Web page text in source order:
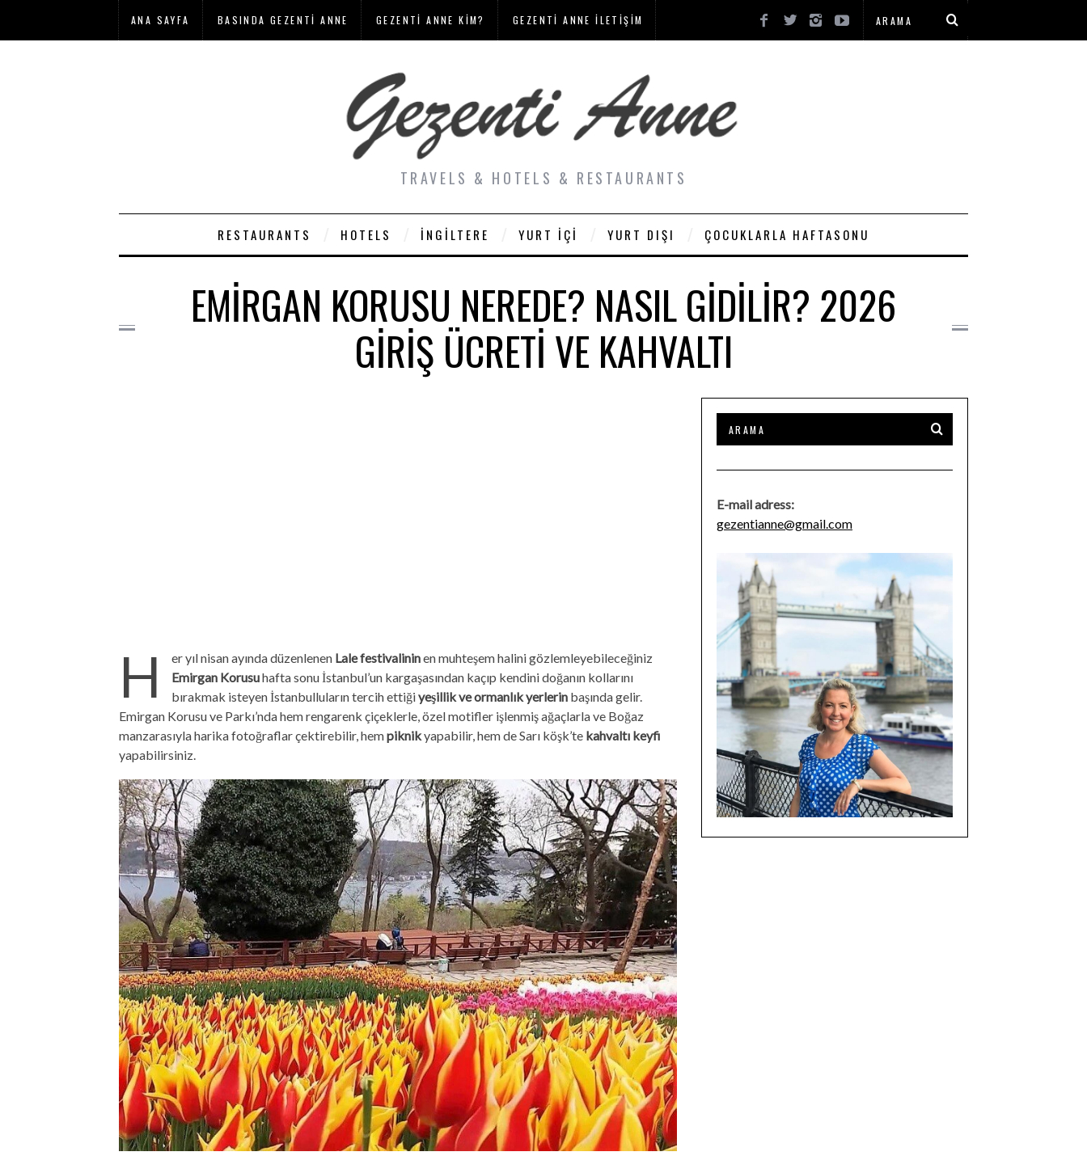
ANA SAYFA BASINDA GEZENTI ANNE GEZENTI ANNE KIM? GEZENTI ANNE İLETIŞIM
TRAVELS & HOTELS & RESTAURANTS
RESTAURANTS HOTELS İNGILTERE YURT İÇI YURT DIŞI ÇOCUKLARLA HAFTASONU
EMIRGAN KORUSU NEREDE? NASIL GIDILIR? 2026
GIRIŞ ÜCRETI VE KAHVALTI
H er yıl nisan ayında düzenlenen Lale festivalininen muhteşem halini gözlemleyebileceğiniz
Emirgan Korusuhafta sonu İstanbul’un kargaşasından kaçıp kendini doğanın kollarını
bırakmak isteyen İstanbulluların tercih ettiğiyeşillik ve ormanlık yerlerin başında gelir.
Emirgan Korusu ve Parkı’nda hem rengarenk çiçeklerle, özel motifler işlenmiş ağaçlarla ve Boğaz
manzarasıyla harika fotoğraflar çektirebilir, hempiknikyapabilir, hem de Sarı köşk’te kahvaltı keyfi
yapabilirsiniz.
E-mail adress:
gezentianne@gmail.com